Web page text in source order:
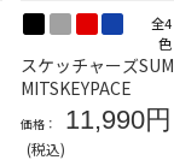
全4
色
スケッチャーズSUM
MITSKEYPACE
価格： 11,990円
(税込)